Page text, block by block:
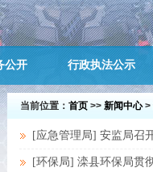
公开 行政执法公示
当前位置： 首页 >> 新闻中心>
[应急管理局] 安监局召
[环保局] 滦县环保局贯